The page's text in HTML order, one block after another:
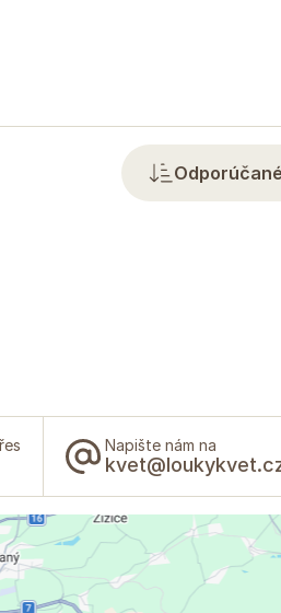
Odporúčané
Napište nám na